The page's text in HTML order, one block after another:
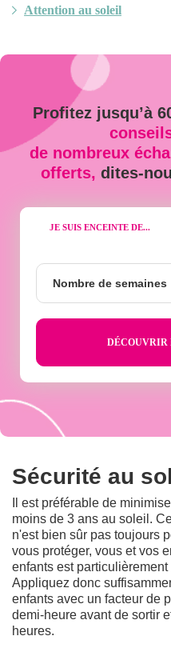
Attention au soleil
Profitez jusqu’à
de nombreux
offerts, dites-
JE SUIS ENCEINTE DE...
Nombre de semaines
Sécurité au
Il est préférable de
moins de 3 ans au soleil.
n'est bien sûr pas toujours
vous protéger, vous et vos
enfants est
Appliquez donc
enfants avec un facteur de
demi-heure avant de sortir
heures.